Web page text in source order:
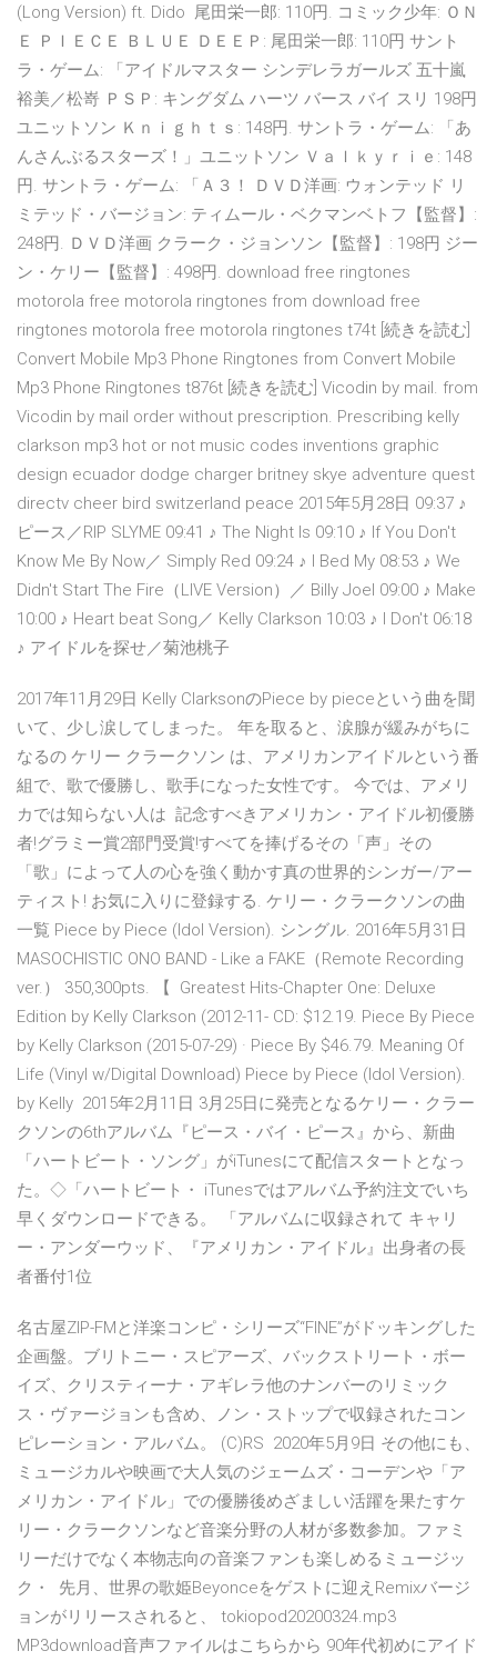
(Long Version) ft. Dido 尾田栄一郎: 110円. コミック少年: ＯＮ
Ｅ ＰＩＥＣＥ ＢＬＵＥ ＤＥＥＰ: 尾田栄一郎: 110円 サント
ラ・ゲーム: 「アイドルマスター シンデレラガールズ 五十嵐
裕美／松嵜 ＰＳＰ: キングダム ハーツ バース バイ スリ 198円
ユニットソン Ｋｎｉｇｈｔｓ: 148円. サントラ・ゲーム: 「あ
んさんぶるスターズ！」ユニットソン Ｖａｌｋｙｒｉｅ: 148
円. サントラ・ゲーム: 「Ａ３！ ＤＶＤ洋画: ウォンテッド リ
ミテッド・バージョン: ティムール・ベクマンベトフ【監督】:
248円. ＤＶＤ洋画 クラーク・ジョンソン【監督】: 198円 ジー
ン・ケリー【監督】: 498円. download free ringtones
motorola free motorola ringtones from download free
ringtones motorola free motorola ringtones t74t [続きを読む]
Convert Mobile Mp3 Phone Ringtones from Convert Mobile
Mp3 Phone Ringtones t876t [続きを読む] Vicodin by mail. from
Vicodin by mail order without prescription. Prescribing kelly
clarkson mp3 hot or not music codes inventions graphic
design ecuador dodge charger britney skye adventure quest
directv cheer bird switzerland peace 2015年5月28日 09:37 ♪
ピース／RIP SLYME 09:41 ♪ The Night Is 09:10 ♪ If You Don't
Know Me By Now／ Simply Red 09:24 ♪ I Bed My 08:53 ♪ We
Didn't Start The Fire（LIVE Version）／ Billy Joel 09:00 ♪ Make
10:00 ♪ Heart beat Song／ Kelly Clarkson 10:03 ♪ I Don't 06:18
♪ アイドルを探せ／菊池桃子
2017年11月29日 Kelly ClarksonのPiece by pieceという曲を聞
いて、少し涙してしまった。 年を取ると、涙腺が緩みがちに
なるの ケリー クラークソン は、アメリカンアイドルという番
組で、歌で優勝し、歌手になった女性です。 今では、アメリ
カでは知らない人は 記念すべきアメリカン・アイドル初優勝
者!グラミー賞2部門受賞!すべてを捧げるその「声」その
「歌」によって人の心を強く動かす真の世界的シンガー/アー
ティスト! お気に入りに登録する. ケリー・クラークソンの曲
一覧 Piece by Piece (Idol Version). シングル. 2016年5月31日
MASOCHISTIC ONO BAND - Like a FAKE（Remote Recording
ver.） 350,300pts. 【 Greatest Hits-Chapter One: Deluxe
Edition by Kelly Clarkson (2012-11- CD: $12.19. Piece By Piece
by Kelly Clarkson (2015-07-29) · Piece By $46.79. Meaning Of
Life (Vinyl w/Digital Download) Piece by Piece (Idol Version).
by Kelly 2015年2月11日 3月25日に発売となるケリー・クラー
クソンの6thアルバム『ピース・バイ・ピース』から、新曲
「ハートビート・ソング」がiTunesにて配信スタートとなっ
た。◇「ハートビート・ iTunesではアルバム予約注文でいち
早くダウンロードできる。 「アルバムに収録されて キャリ
ー・アンダーウッド、『アメリカン・アイドル』出身者の長
者番付1位
名古屋ZIP-FMと洋楽コンピ・シリーズ“FINE”がドッキングした
企画盤。ブリトニー・スピアーズ、バックストリート・ボー
イズ、クリスティーナ・アギレラ他のナンバーのリミック
ス・ヴァージョンも含め、ノン・ストップで収録されたコン
ピレーション・アルバム。 (C)RS 2020年5月9日 その他にも、
ミュージカルや映画で大人気のジェームズ・コーデンや「ア
メリカン・アイドル」での優勝後めざましい活躍を果たすケ
リー・クラークソンなど音楽分野の人材が多数参加。ファミ
リーだけでなく本物志向の音楽ファンも楽しめるミュージッ
ク・ 先月、世界の歌姫Beyonceをゲストに迎えRemixバージ
ョンがリリースされると、 tokiopod20200324.mp3
MP3download音声ファイルはこちらから 90年代初めにアイド